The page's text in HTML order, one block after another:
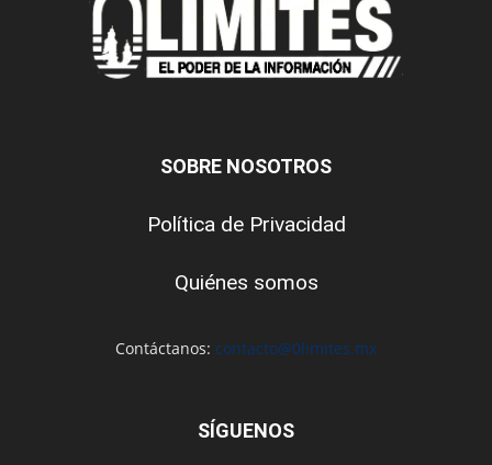
SOBRE NOSOTROS
Política de Privacidad
Quiénes somos
Contáctanos: contacto@0limites.mx
SÍGUENOS